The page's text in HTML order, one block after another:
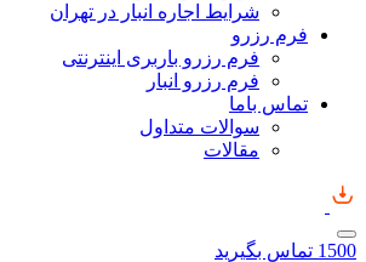
شرایط اجاره انبار در تهران
فرم رزرو
فرم رزرو باربری اینترنتی
فرم رزرو انبار
تماس باما
سوالات متداول
مقالات
1500 تماس بگیرید